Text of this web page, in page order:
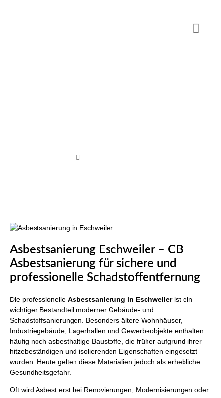
Asbestsanierung Eschweiler – CB
Asbestsanierung für sichere und
professionelle Schadstoffentfernung
Die professionelle Asbestsanierung in Eschweilerist ein
wichtiger Bestandteil moderner Gebäude- und
Schadstoffsanierungen. Besonders ältere Wohnhäuser,
Industriegebäude, Lagerhallen und Gewerbeobjekte enthalten
häufig noch asbesthaltige Baustoffe, die früher aufgrund ihrer
hitzebeständigen und isolierenden Eigenschaften eingesetzt
wurden. Heute gelten diese Materialien jedoch als erhebliche
Gesundheitsgefahr.
Oft wird Asbest erst bei Renovierungen, Modernisierungen oder